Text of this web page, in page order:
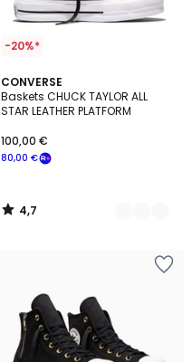
-20%*
CONVERSE
Baskets CHUCK TAYLOR ALL
STAR LEATHER PLATFORM
80,00 €
100,00 €
4,7
/ 5
2
Couleurs
4,7
/